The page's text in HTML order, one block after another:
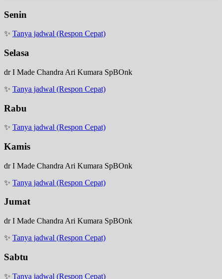
Senin
✨ Tanya jadwal (Respon Cepat)
Selasa
dr I Made Chandra Ari Kumara SpBOnk
✨ Tanya jadwal (Respon Cepat)
Rabu
✨ Tanya jadwal (Respon Cepat)
Kamis
dr I Made Chandra Ari Kumara SpBOnk
✨ Tanya jadwal (Respon Cepat)
Jumat
dr I Made Chandra Ari Kumara SpBOnk
✨ Tanya jadwal (Respon Cepat)
Sabtu
✨ Tanya jadwal (Respon Cepat)